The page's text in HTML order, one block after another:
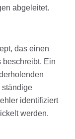
abgeleitet.
das einen
beschreibt. Ein
ständige
identifiziert
werden.